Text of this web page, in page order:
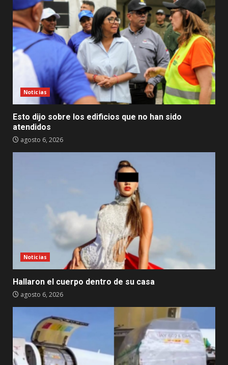
Noticias
Esto dijo sobre los edificios que no han sido
atendidos
agosto 6, 2026
Noticias
Hallaron el cuerpo dentro de su casa
agosto 6, 2026